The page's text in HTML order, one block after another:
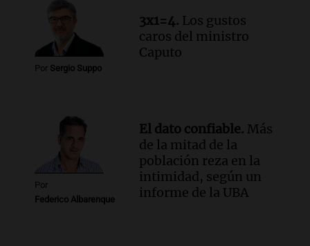
un precipicio
Una mañana para todos
Episodios
Audio.Chile planteó mejorar la
conectividad fronteriza, aérea y digital
Episodios
Por Sergio Suppo
3x1=4. Los gustos
caros del ministro
Caputo
Por
Federico Albarenque
El dato confiable. Más
de la mitad de la
población reza en la
intimidad, según un
informe de la UBA